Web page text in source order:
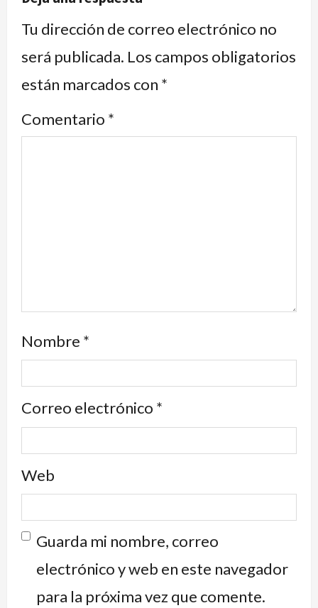
Tu dirección de correo electrónico no
será publicada. Los campos obligatorios
están marcados con *
Comentario *
Nombre *
Correo electrónico *
Web
Guarda mi nombre, correo
electrónico y web en este navegador
para la próxima vez que comente.